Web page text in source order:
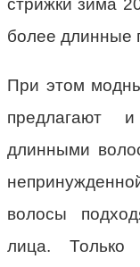
стрижки зима
более длинные
При этом
предлагают
длинными
волосы
лица. Только